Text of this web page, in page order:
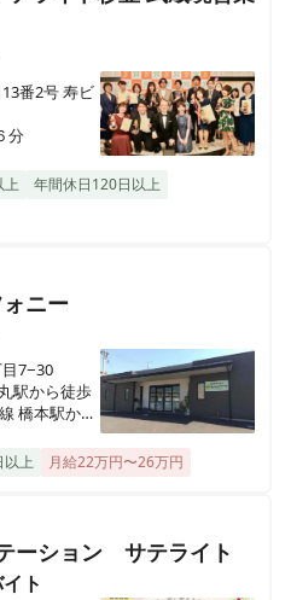
無営業所
ンス一直203
鷹営業所
ネンス イン 三鷹504
蔵関営業所
ル1F
歳烏山営業所
イエットプレイスB05
窪営業所
リアビル荻窪606号室
浜田山営業所
祥寺事業所
ユニアス七井ビルB-1号室
1日～◎扶養内パート◎Wワ
問給2,000円】土日祝日勤務
番2号 寿ビ
分
上
年間休日120日以上
ニー
7−30
駅から徒歩
橋本駅から
以上 月給22万円〜26万円
ーション サテライト
ト